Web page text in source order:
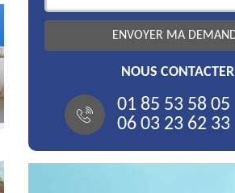
NOUS CONTACTER
01 85 53 58 05
06 03 23 62 33